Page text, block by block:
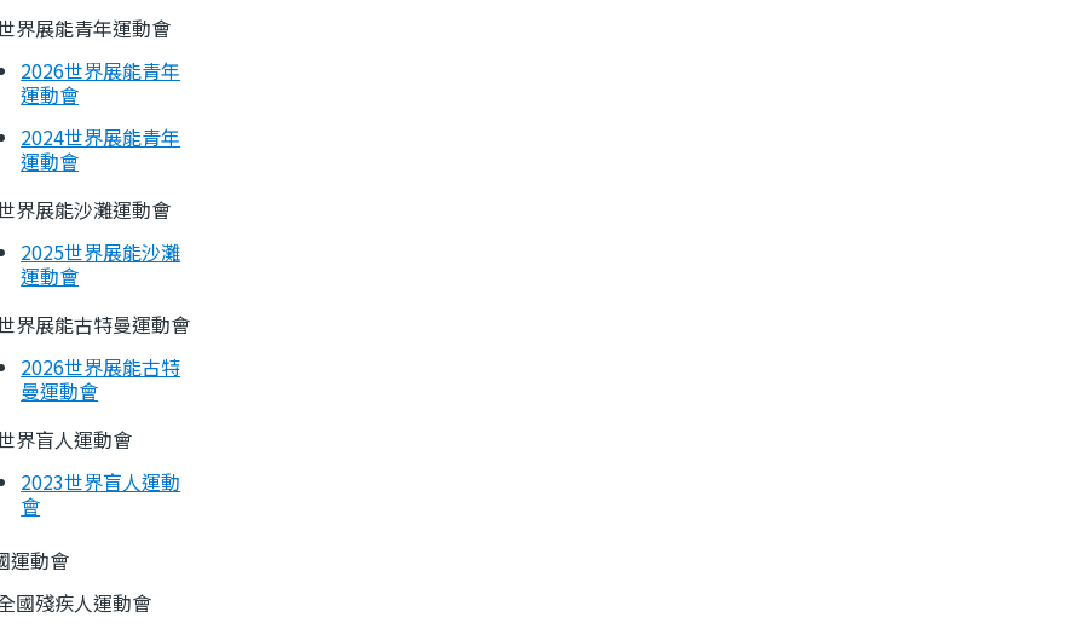
界展能青年運動會
2026世界展能青年
運動會
2024世界展能青年
運動會
界展能沙灘運動會
2025世界展能沙灘
運動會
界展能古特曼運動會
2026世界展能古特
曼運動會
界盲人運動會
2023世界盲人運動
會
運動會
國殘疾人運動會